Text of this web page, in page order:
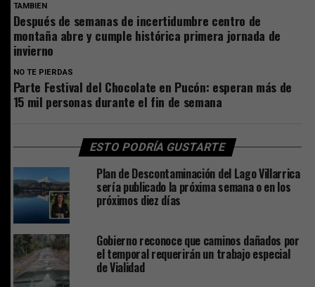
TAMBIEN
Después de semanas de incertidumbre centro de
montaña abre y cumple histórica primera jornada de
invierno
NO TE PIERDAS
Parte Festival del Chocolate en Pucón: esperan más de
15 mil personas durante el fin de semana
ESTO PODRÍA GUSTARTE
Plan de Descontaminación del Lago Villarrica
sería publicado la próxima semana o en los
próximos diez días
Gobierno reconoce que caminos dañados por
el temporal requerirán un trabajo especial
de Vialidad